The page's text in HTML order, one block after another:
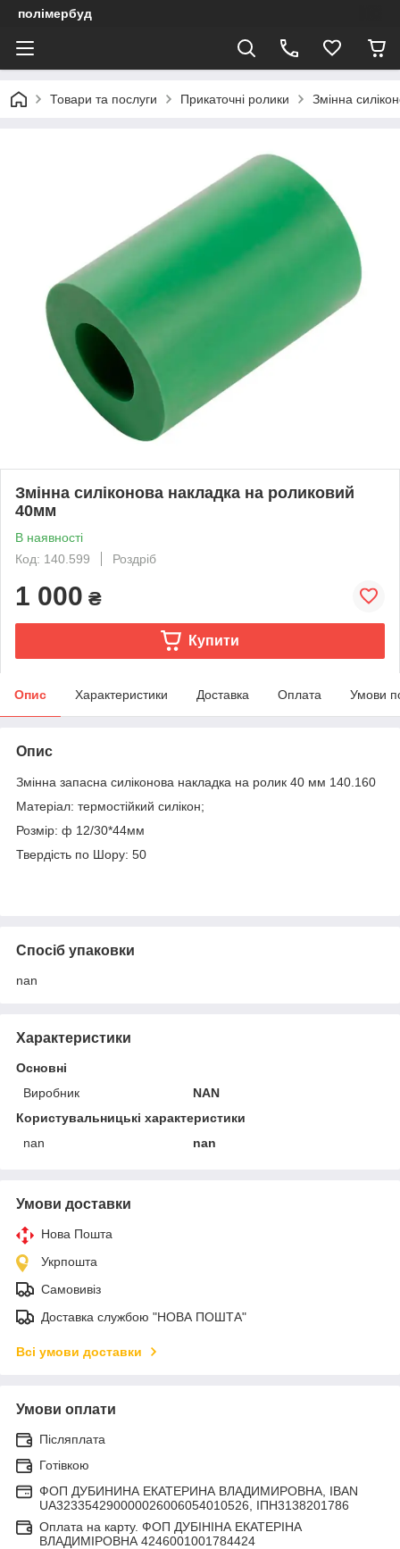
полімербуд
Товари та послуги Прикаточні ролики Змінна
Змінна силіконова накладка на роликовий
40мм
В наявності
Код: 140.599
Роздріб
1 000 ₴
Купити
Опис Характеристики Доставка Оплата Умови
Опис
Змінна запасна силіконова накладка на ролик 40 мм 140.160
Матеріал: термостійкий силікон;
Розмір: ф 12/30*44мм
Твердість по Шору: 50
Спосіб упаковки
nan
Характеристики
Основні
Виробник
NAN
Користувальницькі характеристики
nan
nan
Умови доставки
Нова Пошта
Укрпошта
Самовивіз
Доставка службою "НОВА ПОШТА"
Всі умови доставки
Умови оплати
Післяплата
Готівкою
ФОП ДУБИНИНА ЕКАТЕРИНА ВЛАДИМИРОВНА, IBAN
UA323354290000026006054010526, ІПН3138201786
Оплата на карту. ФОП ДУБІНІНА ЕКАТЕРІНА
ВЛАДИМІРОВНА 4246001001784424